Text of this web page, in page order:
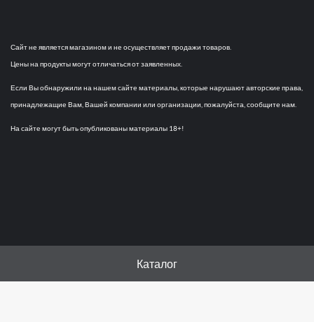
Сайт не является магазином и не осуществляет продажи товаров.
Цены на продукты могут отличаться от заявленных.
Если Вы обнаружили на нашем сайте материалы, которые нарушают авторские права,
принадлежащие Вам, Вашей компании или организации, пожалуйста, сообщите нам.
На сайте могут быть опубликованы материалы 18+!
Каталог